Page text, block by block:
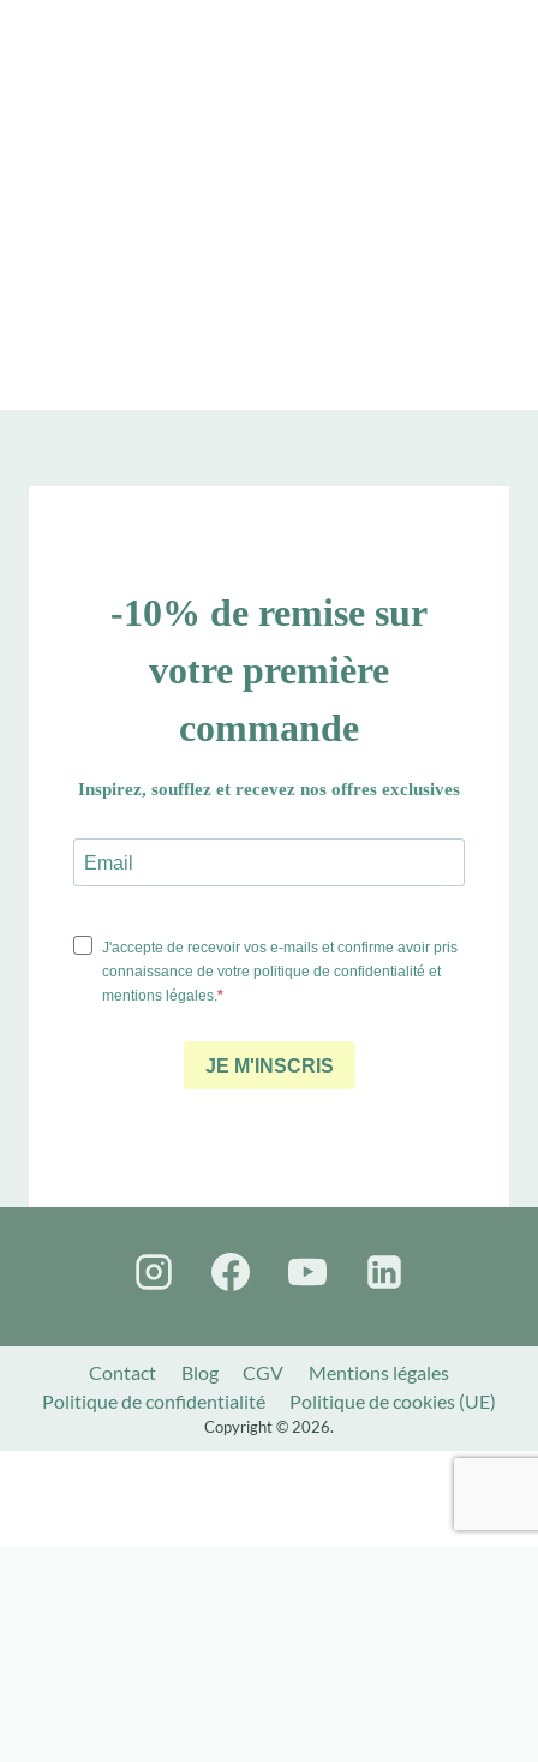
Contact Blog CGV
Mentions légales
Politique de confidentialité
Politique de cookies (UE)
Copyright © 2026.